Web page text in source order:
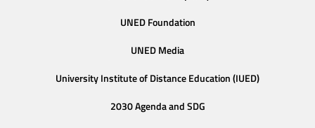
UNED Foundation
UNED Media
University Institute of Distance Education (IUED)
2030 Agenda and SDG